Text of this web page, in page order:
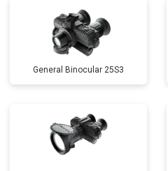
General Binocular 25S3